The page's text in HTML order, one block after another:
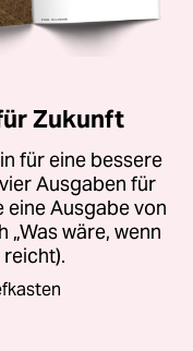
Zukunft
für eine bessere
Ausgaben für
eine Ausgabe von
„Was wäre, wenn